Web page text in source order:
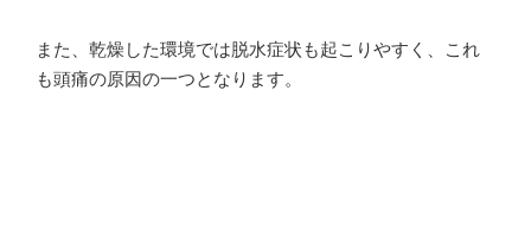
また、乾燥した環境では脱水症状も起こりやすく、これ
も頭痛の原因の一つとなります。